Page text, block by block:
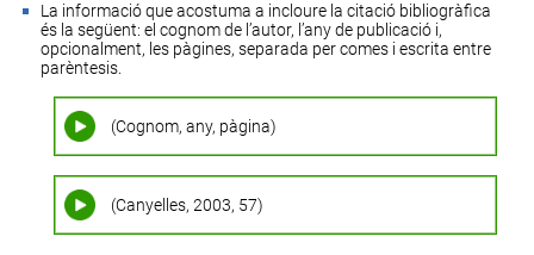
La informació que acostuma a incloure la citació bibliogràfica
és la següent: el cognom de l’autor, l’any de publicació i,
opcionalment, les pàgines, separada per comes i escrita entre
parèntesis.
(Cognom, any, pàgina)
(Canyelles, 2003, 57)